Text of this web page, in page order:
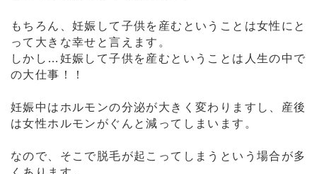
もちろん、妊娠して子供を産むということは女性にと
って大きな幸せと言えます。
しかし…妊娠して子供を産むということは人生の中で
の大仕事！！
妊娠中はホルモンの分泌が大きく変わりますし、産後
は女性ホルモンがぐんと減ってしまいます。
なので、そこで脱毛が起こってしまうという場合が多